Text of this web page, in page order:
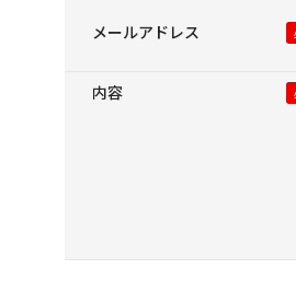
メールアドレス
内容